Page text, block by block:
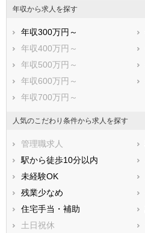
年収から求人を探す
年収300万円～
年収400万円～
年収500万円～
年収600万円～
年収700万円～
人気のこだわり条件から求人を探す
管理職求人
駅から徒歩10分以内
未経験OK
残業少なめ
住宅手当・補助
土日祝休